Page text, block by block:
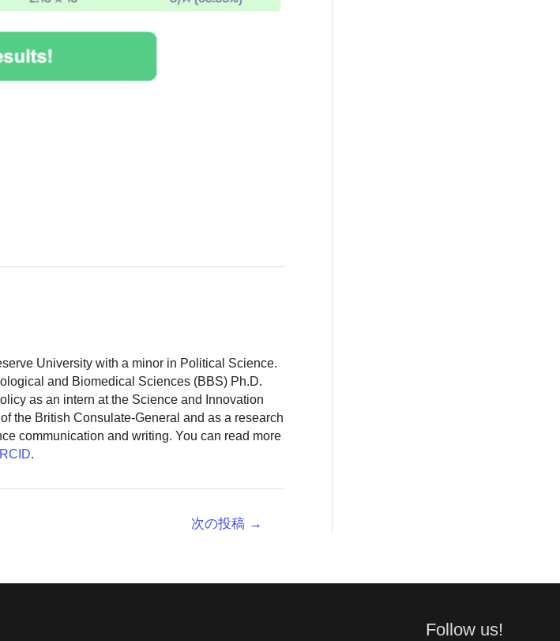
University with a minor in Political Science.
and Biomedical Sciences (BBS) Ph.D.
as an intern at the Science and Innovation
the British Consulate-General and as a research
communication and writing. You can read more
.
次の投稿 →
Follow us!